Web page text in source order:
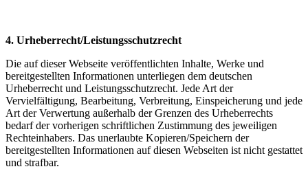
4. Urheberrecht/Leistungsschutzrecht
Die auf dieser Webseite veröffentlichten Inhalte, Werke und
bereitgestellten Informationen unterliegen dem deutschen
Urheberrecht und Leistungsschutzrecht. Jede Art der
Vervielfältigung, Bearbeitung, Verbreitung, Einspeicherung und jede
Art der Verwertung außerhalb der Grenzen des Urheberrechts
bedarf der vorherigen schriftlichen Zustimmung des jeweiligen
Rechteinhabers. Das unerlaubte Kopieren/Speichern der
bereitgestellten Informationen auf diesen Webseiten ist nicht gestattet
und strafbar.